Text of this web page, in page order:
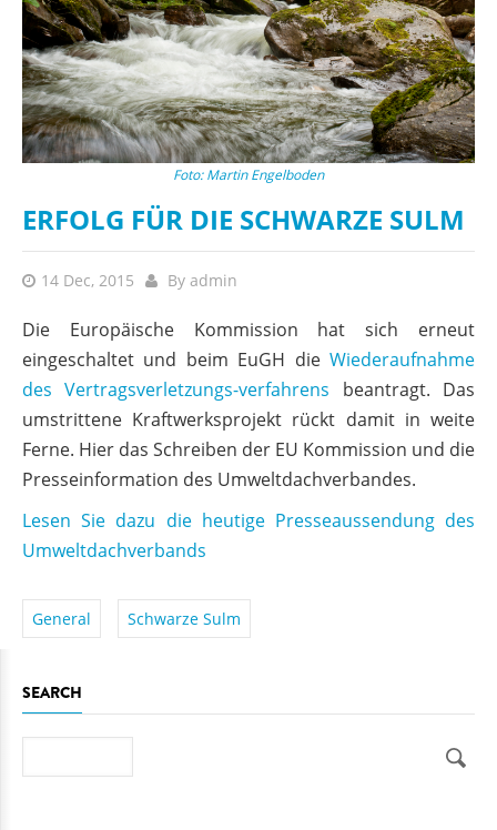
Foto: Martin Engelboden
ERFOLG FÜR DIE SCHWARZE SULM
14 Dec, 2015 By admin
Die Europäische Kommission hat sich erneut
eingeschaltet und beim EuGH die Wiederaufnahme
des Vertragsverletzungs-verfahrens beantragt. Das
umstrittene Kraftwerksprojekt rückt damit in weite
Ferne. Hier das Schreiben der EU Kommission und die
Presseinformation des Umweltdachverbandes.
Lesen Sie dazu die heutige Presseaussendung des
Umweltdachverbands
General Schwarze Sulm
SEARCH